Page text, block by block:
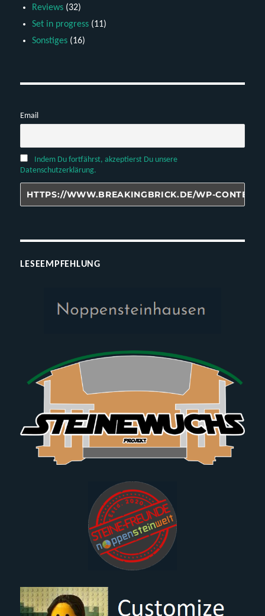
Reviews (32)
Set in progress (11)
Sonstiges (16)
Email
Indem Du fortfährst, akzeptierst Du unsere
Datenschutzerklärung.
LESEEMPFEHLUNG